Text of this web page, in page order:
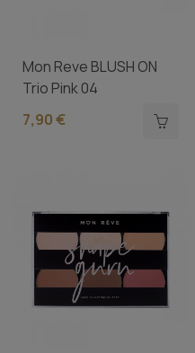
Mon Reve BLUSH ON
Trio Pink 04
7,90 €